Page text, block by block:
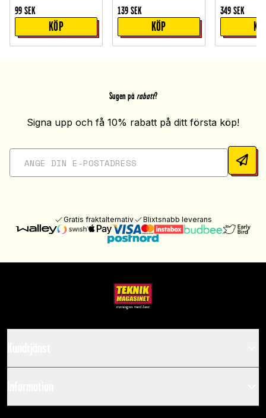
99 SEK
KÖP
139 SEK
KÖP
349 SEK
Sugen på rabatt?
Signa upp och få 10% rabatt på ditt första köp!
Gratis fraktalternativ Blixtsnabb leverans